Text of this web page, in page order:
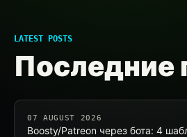
LATEST POSTS
Последние
07 AUGUST 2026
Boosty/Patreon через бота: 4